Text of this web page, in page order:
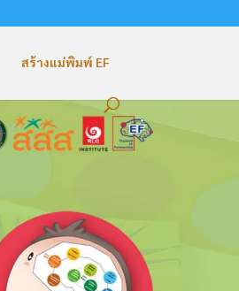
สร้างแม่พิมพ์ EF